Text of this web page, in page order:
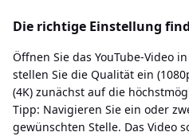
Die richtige Einstellung
Öffnen Sie das YouTube-Video
stellen Sie die Qualität ein
(4K) zunächst auf die
Tipp: Navigieren Sie ein oder
gewünschten Stelle. Das Video